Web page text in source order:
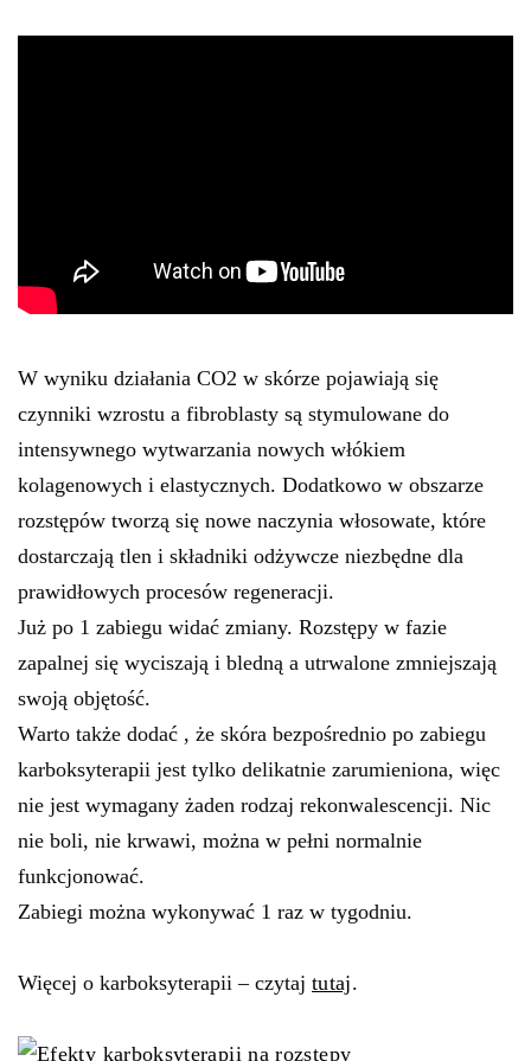
W wyniku działania CO2 w skórze pojawiają się
czynniki wzrostu a fibroblasty są stymulowane do
intensywnego wytwarzania nowych włókiem
kolagenowych i elastycznych. Dodatkowo w obszarze
rozstępów tworzą się nowe naczynia włosowate, które
dostarczają tlen i składniki odżywcze niezbędne dla
prawidłowych procesów regeneracji.
Już po 1 zabiegu widać zmiany. Rozstępy w fazie
zapalnej się wyciszają i bledną a utrwalone zmniejszają
swoją objętość.
Warto także dodać , że skóra bezpośrednio po zabiegu
karboksyterapii jest tylko delikatnie zarumieniona, więc
nie jest wymagany żaden rodzaj rekonwalescencji. Nic
nie boli, nie krwawi, można w pełni normalnie
funkcjonować.
Zabiegi można wykonywać 1 raz w tygodniu.
Więcej o karboksyterapii – czytaj tutaj.